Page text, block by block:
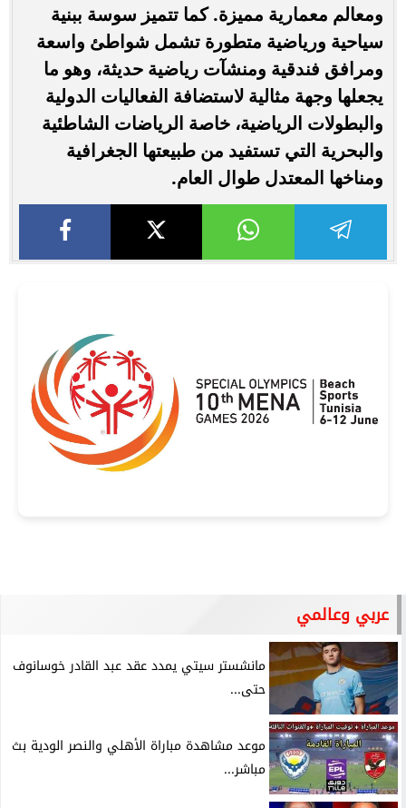
ومعالم معمارية مميزة. كما تتميز سوسة ببنية
سياحية ورياضية متطورة تشمل شواطئ واسعة
ومرافق فندقية ومنشآت رياضية حديثة، وهو ما
يجعلها وجهة مثالية لاستضافة الفعاليات الدولية
والبطولات الرياضية، خاصة الرياضات الشاطئية
والبحرية التي تستفيد من طبيعتها الجغرافية
ومناخها المعتدل طوال العام.
عربي وعالمي
مانشستر سيتي يمدد عقد عبد القادر خوسانوف
حتى...
موعد مشاهدة مباراة الأهلي والنصر الودية بث
مباشر...